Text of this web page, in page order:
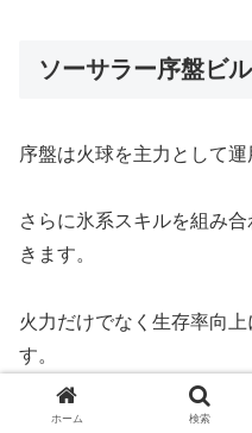
ソーサラー序盤ビ
序盤は火球を主力として運
さらに氷系スキルを組み
きます。
火力だけでなく生存率向
す。
レベルが上がるまではこ
ホーム 検索